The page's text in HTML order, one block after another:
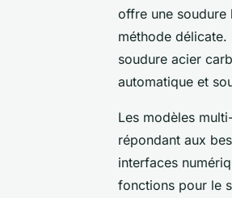
offre une soudure
méthode délicate.
soudure acier
automatique et
Les modèles
répondant aux
interfaces
fonctions pour le